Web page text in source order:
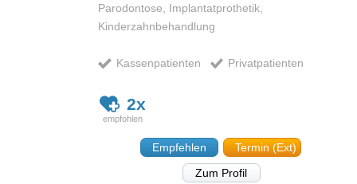
Parodontose, Implantatprothetik,
Kinderzahnbehandlung
Kassenpatienten Privatpatienten
2x
Empfehlen
Termin (Ext)
Zum Profil